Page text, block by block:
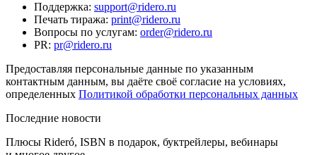
Поддержка: support@ridero.ru
Печать тиража: print@ridero.ru
Вопросы по услугам: order@ridero.ru
PR: pr@ridero.ru
Предоставляя персональные данные по указанным
контактным данным, вы даёте своё согласие на условиях,
определенных Политикой обработки персональных данных
Последние новости
Плюсы Rideró, ISBN в подарок, буктрейлеры, вебинары